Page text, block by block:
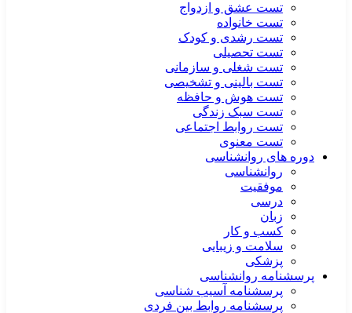
تست عشق و ازدواج
تست خانواده
تست رشدی و کودک
تست تحصیلی
تست شغلی و سازمانی
تست بالینی و تشخیصی
تست هوش و حافظه
تست سبک زندگی
تست روابط اجتماعی
تست معنوی
دوره های روانشناسی
روانشناسی
موفقیت
درسی
زبان
کسب و کار
سلامت و زیبایی
پزشکی
پرسشنامه روانشناسی
پرسشنامه آسیب شناسی
پرسشنامه روابط بین فردی